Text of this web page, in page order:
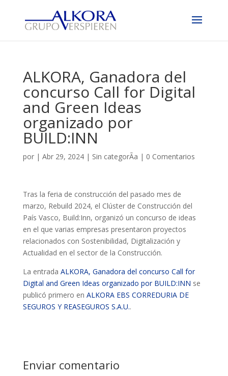
ALKORA, Ganadora del
concurso Call for Digital
and Green Ideas
organizado por
BUILD:INN
por | Abr 29, 2024| Sin categorÃ­a | 0 Comentarios
Tras la feria de construcción del pasado mes de
marzo, Rebuild 2024, el Clúster de Construcción del
País Vasco, Build:Inn, organizó un concurso de ideas
en el que varias empresas presentaron proyectos
relacionados con Sostenibilidad, Digitalización y
Actualidad en el sector de la Construcción.
La entrada ALKORA, Ganadora del concurso Call for
Digital and Green Ideas organizado por BUILD:INN se
publicó primero en ALKORA EBS CORREDURIA DE
SEGUROS Y REASEGUROS S.A.U..
Enviar comentario